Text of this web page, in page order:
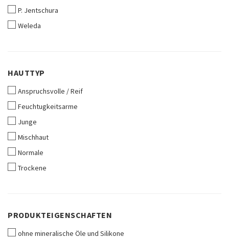
P. Jentschura
Weleda
HAUTTYP
HAUTTYP
Anspruchsvolle / Reif
Feuchtugkeitsarme
Junge
Mischhaut
Normale
Trockene
PRODUKTEIGENSCHAFTEN
PRODUKTEIGENSCHAFTEN
ohne mineralische Öle und Silikone